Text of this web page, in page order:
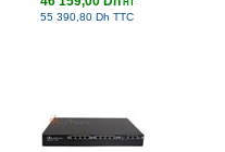
HT
55 390,80 Dh TTC